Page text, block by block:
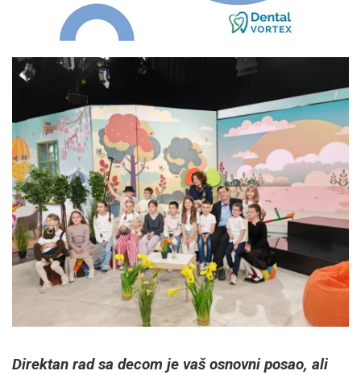
Direktan rad sa decom je vaš osnovni posao, ali